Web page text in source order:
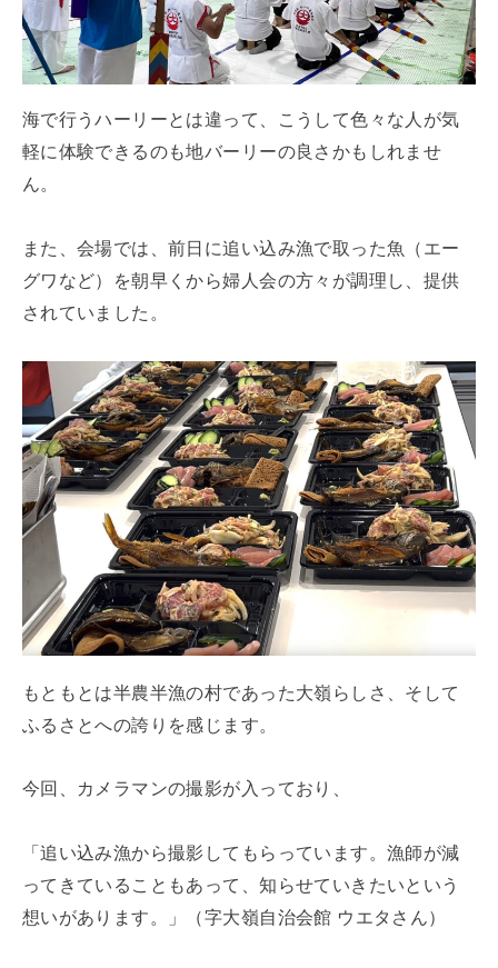
海で行うハーリーとは違って、こうして色々な人が気
軽に体験できるのも地バーリーの良さかもしれませ
ん。
また、会場では、前日に追い込み漁で取った魚（エー
グワなど）を朝早くから婦人会の方々が調理し、提供
されていました。
もともとは半農半漁の村であった大嶺らしさ、そして
ふるさとへの誇りを感じます。
今回、カメラマンの撮影が入っており、
「追い込み漁から撮影してもらっています。漁師が減
ってきていることもあって、知らせていきたいという
想いがあります。」（字大嶺自治会館 ウエタさん）